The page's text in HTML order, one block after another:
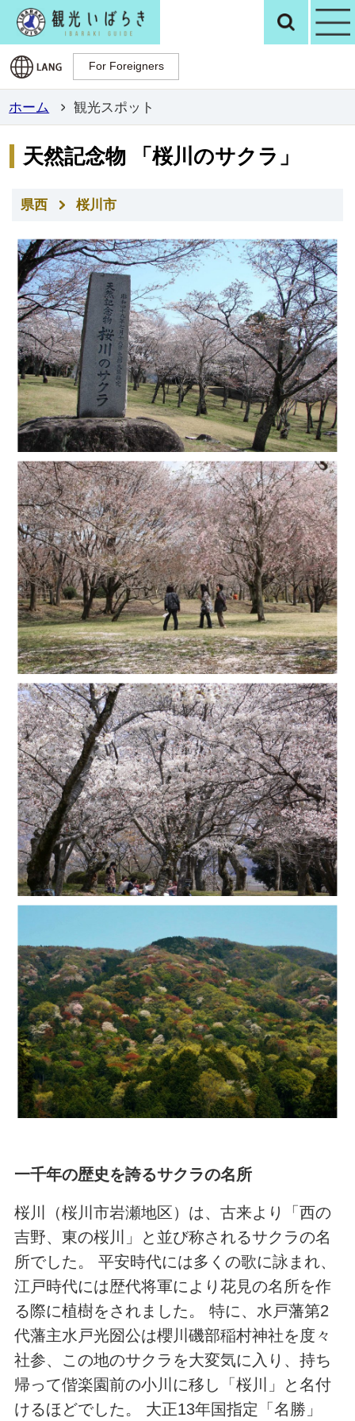
観光いばらき検
For Foreigners
For Foreigners
ホーム 観光スポット
天然記念物 「桜川のサクラ」
県西 桜川市
一千年の歴史を誇るサクラの名所
桜川（桜川市岩瀬地区）は、古来より「西の
吉野、東の桜川」と並び称されるサクラの名
所でした。 平安時代には多くの歌に詠まれ、
江戸時代には歴代将軍により花見の名所を作
る際に植樹をされました。 特に、水戸藩第2
代藩主水戸光圀公は櫻川磯部稲村神社を度々
社参、この地のサクラを大変気に入り、持ち
帰って偕楽園前の小川に移し「桜川」と名付
けるほどでした。 大正13年国指定「名勝」